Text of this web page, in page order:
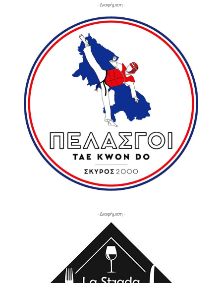
- Διαφήμιση -
- Διαφήμιση -